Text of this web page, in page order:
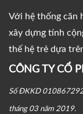
Với hệ thống căn
xây dựng tính
thế hệ trẻ dựa
CÔNG TY CỔ
Số ĐKKD
tháng 03 năm 2019.